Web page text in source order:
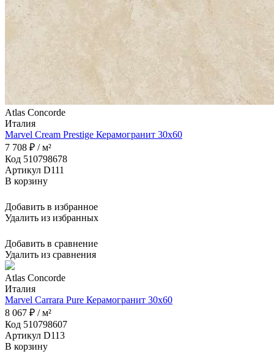
Atlas Concorde
Италия
Marvel Cream Prestige Керамогранит 30x60
7 708 ₽ / м²
Код 510798678
Артикул D111
В корзину
Добавить в избранное
Удалить из избранных
Добавить в сравнение
Удалить из сравнения
Atlas Concorde
Италия
Marvel Carrara Pure Керамогранит 30x60
8 067 ₽ / м²
Код 510798607
Артикул D113
В корзину